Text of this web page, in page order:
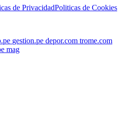
de PrivacidadPoliticas de Cookies
gestion.pe depor.com trome.com
mag